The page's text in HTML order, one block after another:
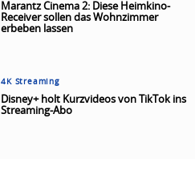
Marantz Cinema 2: Diese Heimkino-
Receiver sollen das Wohnzimmer
erbeben lassen
4K Streaming
Disney+ holt Kurzvideos von TikTok ins
Streaming-Abo